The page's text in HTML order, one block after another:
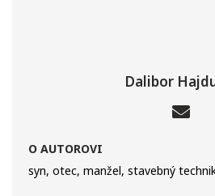
Dalibor
O AUTOROVI
syn, otec, manžel, stavebný